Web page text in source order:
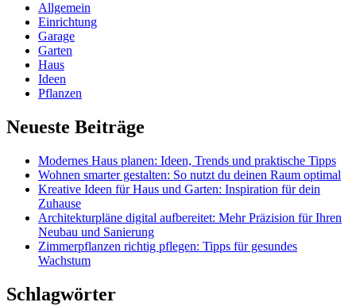
Allgemein
Einrichtung
Garage
Garten
Haus
Ideen
Pflanzen
Neueste Beiträge
Modernes Haus planen: Ideen, Trends und praktische Tipps
Wohnen smarter gestalten: So nutzt du deinen Raum optimal
Kreative Ideen für Haus und Garten: Inspiration für dein
Zuhause
Architekturpläne digital aufbereitet: Mehr Präzision für Ihren
Neubau und Sanierung
Zimmerpflanzen richtig pflegen: Tipps für gesundes
Wachstum
Schlagwörter